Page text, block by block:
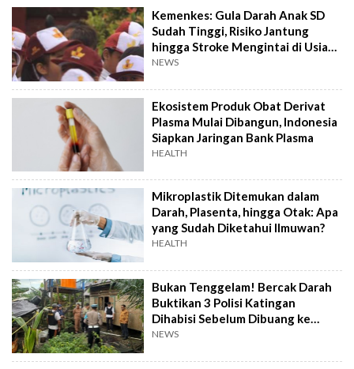
Kemenkes: Gula Darah Anak SD
Sudah Tinggi, Risiko Jantung
hingga Stroke Mengintai di Usia
40 Tahun
NEWS
Ekosistem Produk Obat Derivat
Plasma Mulai Dibangun, Indonesia
Siapkan Jaringan Bank Plasma
HEALTH
Mikroplastik Ditemukan dalam
Darah, Plasenta, hingga Otak: Apa
yang Sudah Diketahui Ilmuwan?
HEALTH
Bukan Tenggelam! Bercak Darah
Buktikan 3 Polisi Katingan
Dihabisi Sebelum Dibuang ke
Sungai
NEWS